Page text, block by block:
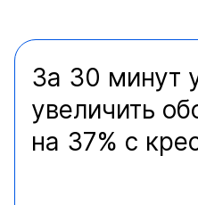
За 30 минут
увеличить
на 37% с